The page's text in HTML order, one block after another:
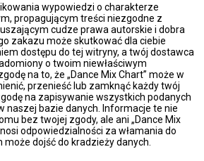
wypowiedzi o charakterze
propagującym treści niezgodne z
cudze prawa autorskie i dobra
zakazu może skutkować dla ciebie
dostępu do tej witryny, a twój dostawca
o twoim niewłaściwym
na to, że „Dance Mix Chart” może w
przenieść lub zamknąć każdy twój
na zapisywanie wszystkich podanych
naszej bazie danych. Informacje te nie
bez twojej zgody, ale ani „Dance Mix
odpowiedzialności za włamania do
dojść do kradzieży danych.